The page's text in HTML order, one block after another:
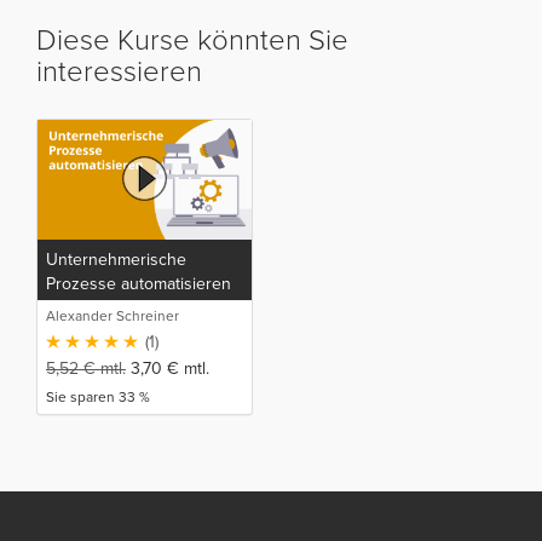
Diese Kurse könnten Sie
interessieren
Unternehmerische
Prozesse automatisieren
Alexander Schreiner
(1)
5,52€mtl. 3,70 € mtl.
Sie sparen 33 %